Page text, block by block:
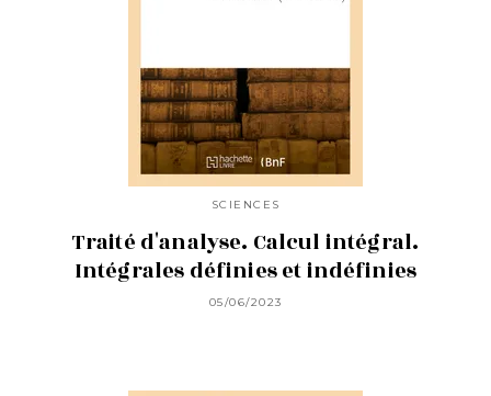
SCIENCES
Traité d'analyse. Calcul intégral.
Intégrales définies et indéfinies
05/06/2023